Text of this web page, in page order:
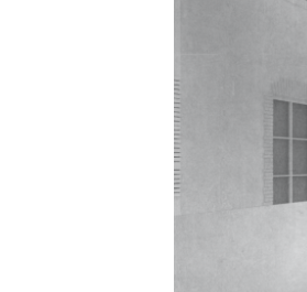
Grundlehre
Forschung